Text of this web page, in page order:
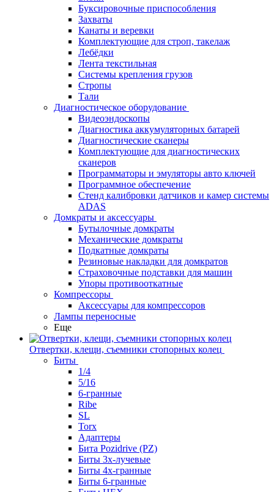
Буксировочные приспособления
Захваты
Канаты и веревки
Комплектующие для строп, такелаж
Лебёдки
Лента текстильная
Системы крепления грузов
Стропы
Тали
Диагностическое оборудование
Видеоэндоскопы
Диагностика аккумуляторных батарей
Диагностические сканеры
Комплектующие для диагностических
сканеров
Программаторы и эмуляторы авто ключей
Программное обеспечение
Стенд калибровки датчиков и камер системы
ADAS
Домкраты и аксессуары
Бутылочные домкраты
Механические домкраты
Подкатные домкраты
Резиновые накладки для домкратов
Страховочные подставки для машин
Упоры противооткатные
Компрессоры
Аксессуары для компрессоров
Лампы переносные
Еще
Отвертки, клещи, съемники стопорных колец
Биты
1/4
5/16
6-гранные
Ribe
SL
Torx
Адаптеры
Бита Pozidrive (PZ)
Биты 3х-лучевые
Биты 4х-гранные
Биты 6-гранные